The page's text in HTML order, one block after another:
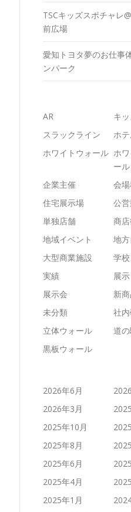
TSCキッズスポチャレ
前広場
愛知トヨタ夢のお仕事
ンパーク
AR
キ
スラックライン
ホ
ホワイトウォール ホ
ール
企業主催
会
住宅展示場
公
単独店舗
商
地域イベント
地
大型商業施設
学校
実績
展
展示会
新
未分類
社
立体ウォール
道
黒板ウォール
2026年6月
2026年3月
2025年10月
2025年8月
2025年6月
2025年4月
2025年1月